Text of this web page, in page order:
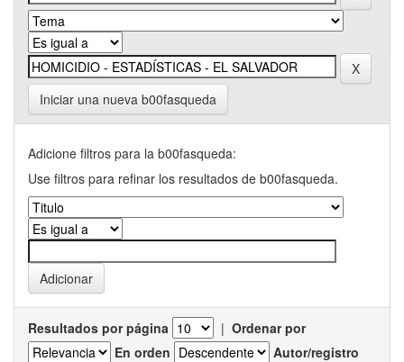
Iniciar una nueva b00fasqueda
Adicione filtros para la b00fasqueda:
Use filtros para refinar los resultados de b00fasqueda.
Resultados por página | Ordenar por
En orden
Autor/registro